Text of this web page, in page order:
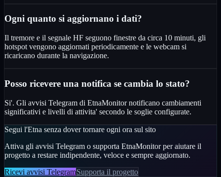
Ogni quanto si aggiornano i dati?
Il tremore e il segnale HF seguono finestre da circa 10 minuti, gli
hotspot vengono aggiornati periodicamente e le webcam si
ricaricano durante la navigazione.
Posso ricevere una notifica se cambia lo stato?
Si'. Gli avvisi Telegram di EtnaMonitor notificano cambiamenti
significativi e livelli di attivita' secondo le soglie configurate.
Segui l'Etna senza dover tornare ogni ora sul sito
Attiva gli avvisi Telegram o supporta EtnaMonitor per aiutare il
progetto a restare indipendente, veloce e sempre aggiornato.
Ricevi avvisi TelegramSupporta il progetto